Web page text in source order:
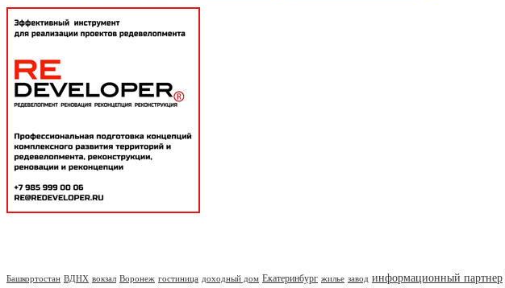
Башкортостан ВДНХ вокзал Воронеж гостиница доходный дом Екатеринбург жилье завод информационный партнер